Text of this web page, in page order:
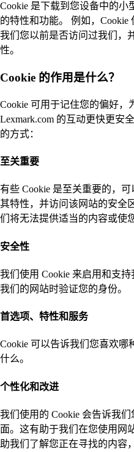
Cookie 是下载到您设备中的小
的特性和功能。 例如，
我们您以前是否访问过我们，
性。
Cookie 的作用是什么？
Cookie 可用于记住您的偏好
Lexmark.com 的互动更快更安
的方式：
至关重要
有些 Cookie 是至关重要的，
其特性，并访问该网站的安全
们将无法提供适当的内容或使
安全性
我们使用 Cookie 来启用和支
我们的网站时验证您的身份。
首选项、特性和服务
Cookie 可以告诉我们您喜欢
什么。
个性化和改进
我们使用的 Cookie 会告诉我
面。这有助于我们在您使用网
助我们了解您正在寻找的内容